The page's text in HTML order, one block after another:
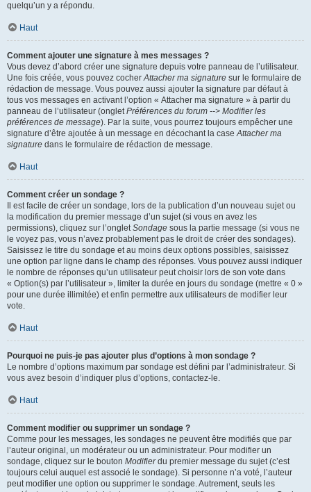
quelqu’un y a répondu.
Haut
Comment ajouter une signature à mes messages ?
Vous devez d’abord créer une signature depuis votre panneau de l’utilisateur.
Une fois créée, vous pouvez cocherAttacher ma signature sur le formulaire de
rédaction de message. Vous pouvez aussi ajouter la signature par défaut à
tous vos messages en activant l’option « Attacher ma signature » à partir du
panneau de l’utilisateur (ongletPréférences du forum --> Modifier les
préférences de message). Par la suite, vous pourrez toujours empêcher une
signature d’être ajoutée à un message en décochant la caseAttacher ma
signature dans le formulaire de rédaction de message.
Haut
Comment créer un sondage ?
Il est facile de créer un sondage, lors de la publication d’un nouveau sujet ou
la modification du premier message d’un sujet (si vous en avez les
permissions), cliquez sur l’ongletSondage sous la partie message (si vous ne
le voyez pas, vous n’avez probablement pas le droit de créer des sondages).
Saisissez le titre du sondage et au moins deux options possibles, saisissez
une option par ligne dans le champ des réponses. Vous pouvez aussi indiquer
le nombre de réponses qu’un utilisateur peut choisir lors de son vote dans
« Option(s) par l’utilisateur », limiter la durée en jours du sondage (mettre « 0 »
pour une durée illimitée) et enfin permettre aux utilisateurs de modifier leur
vote.
Haut
Pourquoi ne puis-je pas ajouter plus d’options à mon sondage ?
Le nombre d’options maximum par sondage est défini par l’administrateur. Si
vous avez besoin d’indiquer plus d’options, contactez-le.
Haut
Comment modifier ou supprimer un sondage ?
Comme pour les messages, les sondages ne peuvent être modifiés que par
l’auteur original, un modérateur ou un administrateur. Pour modifier un
sondage, cliquez sur le bouton Modifierdu premier message du sujet (c’est
toujours celui auquel est associé le sondage). Si personne n’a voté, l’auteur
peut modifier une option ou supprimer le sondage. Autrement, seuls les